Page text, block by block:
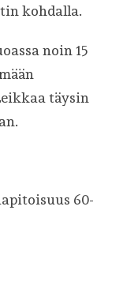
kohdalla.
noin 15
täysin
60-